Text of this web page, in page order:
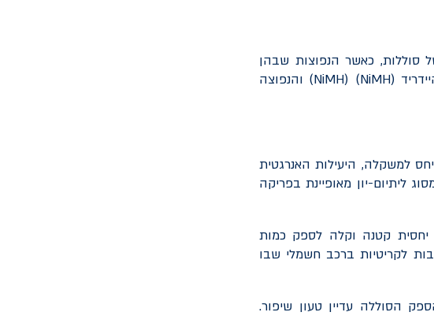
סוללות, כאשר הנפוצות שבהן
(
NiMH
) (
(NiMH והנפוצה
למשקלה, היעילות האנרגטית
ליתיום-יון מאופיינת בפריקה
יחסית קטנה וקלה לספק כמות
לקריטיות ברכב חשמלי שבו
הסוללה עדיין טעון שיפור.